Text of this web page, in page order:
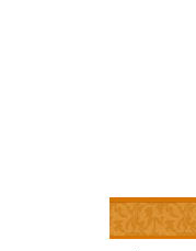
TRANG CHỦ